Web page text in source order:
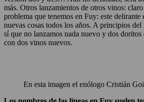
más. Otros lanzamientos de otros vinos:
problema que tenemos en Fuy: este delirante
nuevas cosas todos los años. A principios
sí que no lanzamos nada nuevo y dos doritos
con dos vinos nuevos.
En esta imagen el enólogo Cristián